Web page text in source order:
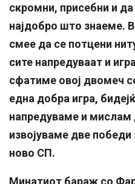
скромни, присебни и
најдобро што знаеме.
смее да се потцени
сите напредуваат и
сфатиме овој двомеч
една добра игра,
напредуваме и мислам
извојуваме две
ново СП.